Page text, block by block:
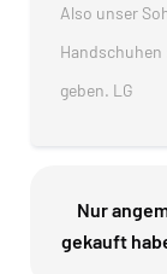
Also unser
Handschuhen
geben. LG
Nur
gekauft